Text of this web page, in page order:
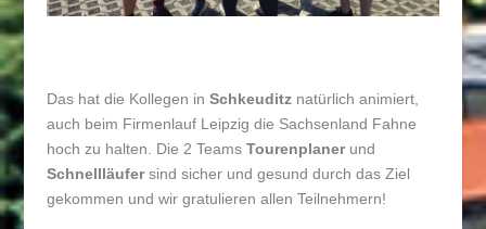
Das hat die Kollegen in Schkeuditznatürlich animiert,
auch beim Firmenlauf Leipzig die Sachsenland Fahne
hoch zu halten. Die 2 Teams Tourenplanerund
Schnellläufersind sicher und gesund durch das Ziel
gekommen und wir gratulieren allen Teilnehmern!